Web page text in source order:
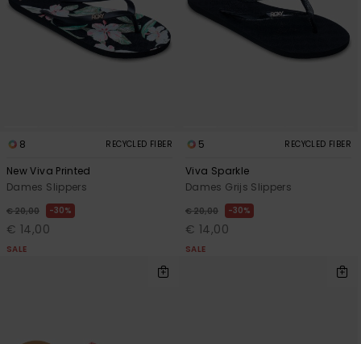
8 RECYCLED FIBER
New Viva Printed
Dames Slippers
€ 20,00 30%
€ 14,00
SALE
5 RECYCLED FIBER
Viva Sparkle
Dames Grijs Slippers
€ 20,00 30%
€ 14,00
SALE